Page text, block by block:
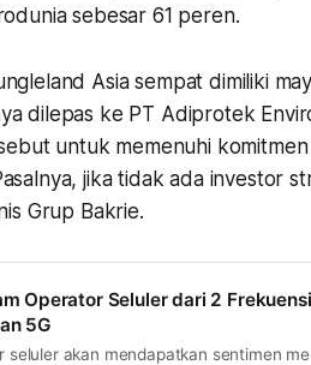
sebesar 61 peren.
Asia sempat dimiliki
dilepas ke PT Adiprotek
untuk memenuhi
jika tidak ada investor
Grup Bakrie.
Operator Seluler dari 2 Frekuensi
5G
seluler akan mendapatkan sentimen